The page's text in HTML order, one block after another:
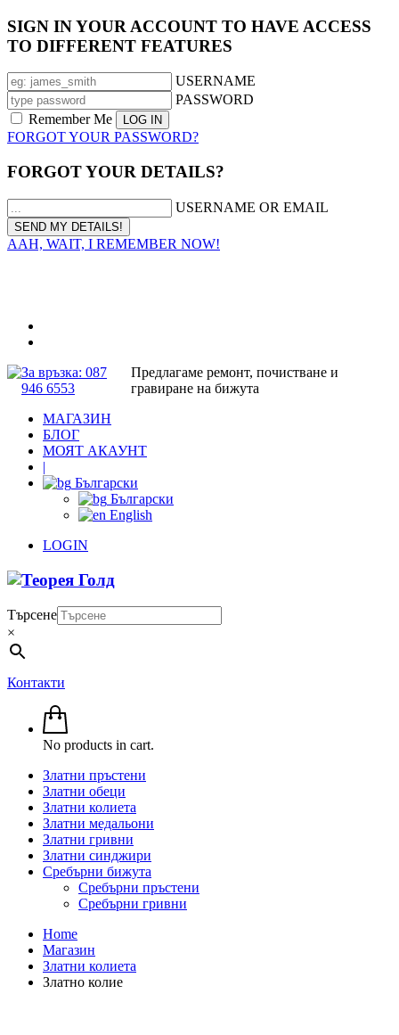
SIGN IN YOUR ACCOUNT TO HAVE ACCESS
TO DIFFERENT FEATURES
USERNAME
PASSWORD
Remember Me
FORGOT YOUR PASSWORD?
FORGOT YOUR DETAILS?
USERNAME OR EMAIL
AAH, WAIT, I REMEMBER NOW!
За връзка: 087
946 6553
Предлагаме ремонт, почистване и
гравиране на бижута
МАГАЗИН
БЛОГ
МОЯТ АКАУНТ
|
Български
Български
English
LOGIN
Търсене
×
Контакти
No products in cart.
Златни пръстени
Златни обеци
Златни колиета
Златни медальони
Златни гривни
Златни синджири
Сребърни бижута
Сребърни пръстени
Сребърни гривни
Home
Магазин
Златни колиета
Златно колие